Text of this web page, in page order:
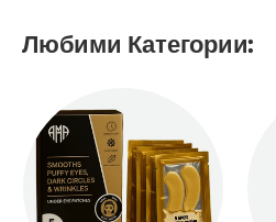
Любими Категории: